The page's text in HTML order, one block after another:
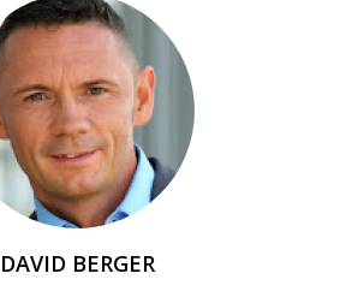
DAVID BERGER